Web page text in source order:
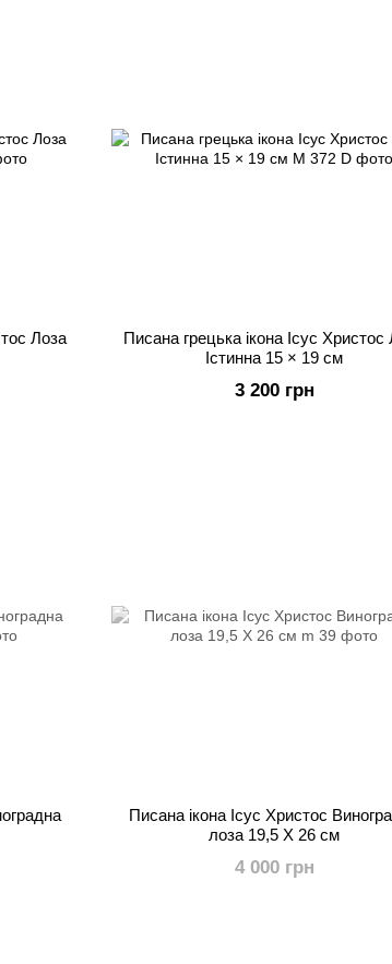
Лоза
Писана грецька ікона Ісус Христос
Істинна 15 × 19 см
3 200 грн
Писана ікона Ісус Христос
лоза 19,5 Х 26 см
4 000 грн